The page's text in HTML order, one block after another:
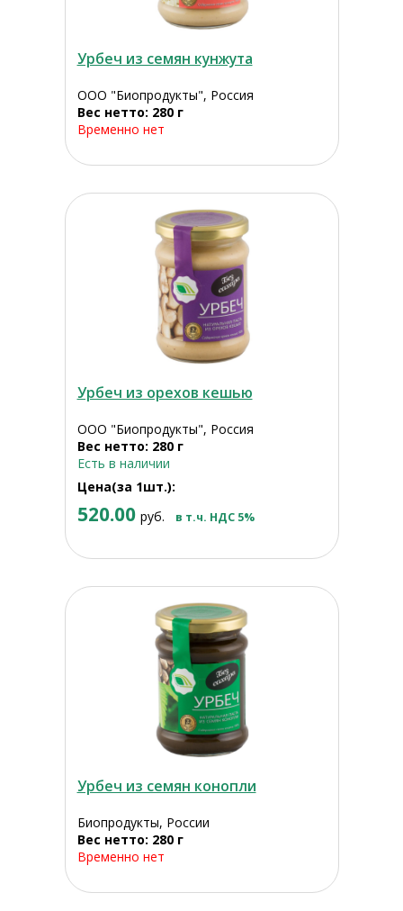
Урбеч из семян кунжута
ООО "Биопродукты", Россия
Вес нетто: 280 г
Временно нет
Урбеч из орехов кешью
ООО "Биопродукты", Россия
Вес нетто: 280 г
Есть в наличии
Цена(за 1шт.):
520.00 руб. в т.ч. НДС 5%
Урбеч из семян конопли
Биопродукты, России
Вес нетто: 280 г
Временно нет